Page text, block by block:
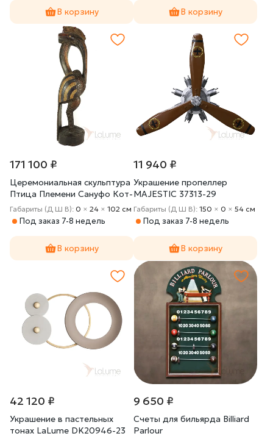
В корзину В корзину
171 100 ₽
Церемониальная скульптура
Птица Племени Сануфо Кот-
д Ивуар
Габариты (Д Ш В): 0 × 24 × 102 cм
Под заказ 7-8 недель
В корзину
11 940 ₽
Украшение пропеллер
MAJESTIC 37313-29
Габариты (Д Ш В): 150 × 0 × 54 cм
Под заказ 7-8 недель
В корзину
42 120 ₽
Украшение в пастельных
тонах LaLume DK20946-23
9 650 ₽
Счеты для бильярда Billiard
Parlour